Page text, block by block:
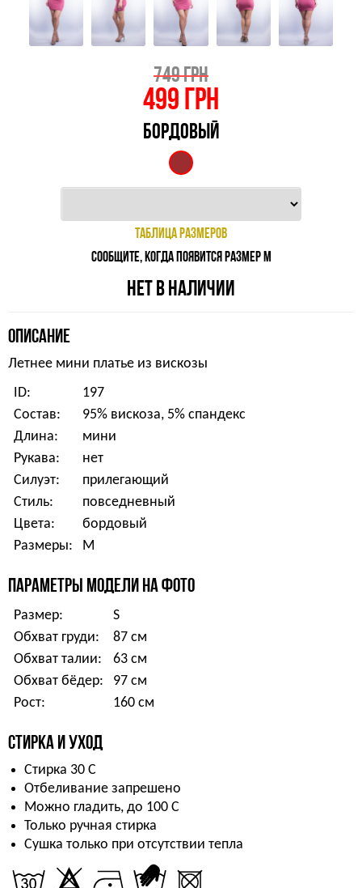
749 ГРН
499ГРН
БОРДОВЫЙ
ТАБЛИЦА РАЗМЕРОВ
СООБЩИТЕ, КОГДА ПОЯВИТСЯ РАЗМЕР M
НЕТ В НАЛИЧИИ
ОПИСАНИЕ
Летнее мини платье из вискозы
ID:
197
Состав:
95% вискоза, 5% спандекс
Длина:
мини
Рукава:
нет
Силуэт:
прилегающий
Стиль:
повседневный
Цвета:
бордовый
Размеры:
M
ПАРАМЕТРЫ МОДЕЛИ НА ФОТО
Размер:
S
Обхват груди:
87 см
Обхват талии:
63 см
Обхват бёдер:
97 см
Рост:
160 см
СТИРКА И УХОД
Стирка 30 С
Отбеливание запрешено
Можно гладить, до 100 С
Только ручная стирка
Сушка только при отсутствии тепла